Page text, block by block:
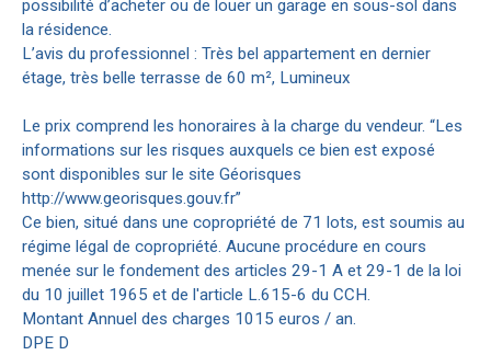
possibilité d’acheter ou de louer un garage en sous-sol dans
la résidence.
L’avis du professionnel : Très bel appartement en dernier
étage, très belle terrasse de 60 m², Lumineux
Le prix comprend les honoraires à la charge du vendeur. “Les
informations sur les risques auxquels ce bien est exposé
sont disponibles sur le site Géorisques
http://www.georisques.gouv.fr”
Ce bien, situé dans une copropriété de 71 lots, est soumis au
régime légal de copropriété. Aucune procédure en cours
menée sur le fondement des articles 29-1 A et 29-1 de la loi
du 10 juillet 1965 et de l'article L.615-6 du CCH.
Montant Annuel des charges 1015 euros / an.
DPE D